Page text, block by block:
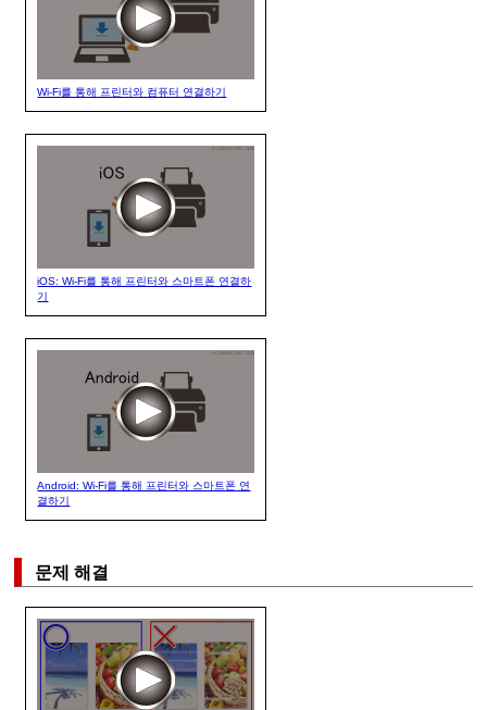
Wi-Fi를 통해 프린터와 컴퓨터 연결하기
iOS: Wi-Fi를 통해 프린터와 스마트폰 연결하
기
Android: Wi-Fi를 통해 프린터와 스마트폰 연
결하기
문제 해결